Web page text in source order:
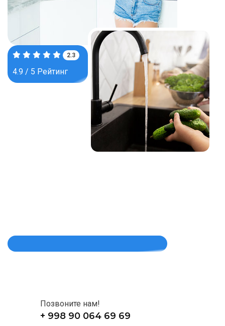
3.8
4.9 / 5 Рейтинг
Позвоните нам!
+ 998 90 064 69 69